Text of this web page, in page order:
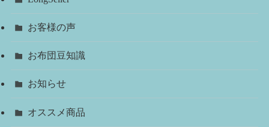
お客様の声
お布団豆知識
お知らせ
オススメ商品